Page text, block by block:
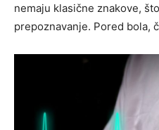
nemaju klasične znakove,
prepoznavanje. Pored bola,